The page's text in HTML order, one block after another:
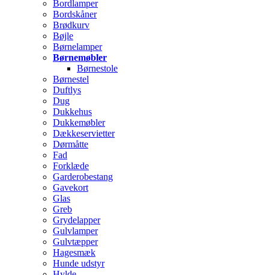
Bordlamper
Bordskåner
Brødkurv
Bøjle
Børnelamper
Børnemøbler
Børnestole
Børnestel
Duftlys
Dug
Dukkehus
Dukkemøbler
Dækkeservietter
Dørmåtte
Fad
Forklæde
Garderobestang
Gavekort
Glas
Greb
Grydelapper
Gulvlamper
Gulvtæpper
Hagesmæk
Hunde udstyr